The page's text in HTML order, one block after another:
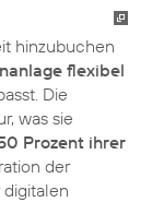
hinzubuchen
flexibel
Die
was sie
Prozent ihrer
der